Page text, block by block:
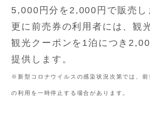
5,000円分を2,000円で販売し
更に前売券の利用者には、観
観光クーポンを1泊につき
提供します。
※新型コロナウイルスの感染状況次第では、前
の利用を一時停止する場合があります。